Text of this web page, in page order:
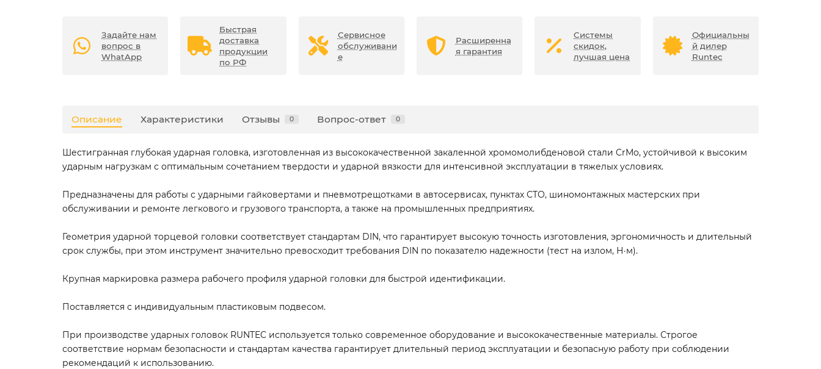
Задайте нам
вопрос в
WhatApp
Быстрая
доставка
продукции
по РФ
Сервисное
обслуживани
е
Расширенна
я гарантия
Системы
скидок,
лучшая цена
Официальны
й дилер
Runtec
Описание Характеристики Отзывы 0 Вопрос-ответ 0
Шестигранная глубокая ударная головка, изготовленная из высококачественной закаленной хромомолибденовой стали CrMo, устойчивой к высоким
ударным нагрузкам с оптимальным сочетанием твердости и ударной вязкости для интенсивной эксплуатации в тяжелых условиях.
Предназначены для работы с ударными гайковертами и пневмотрещотками в автосервисах, пунктах СТО, шиномонтажных мастерских при
обслуживании и ремонте легкового и грузового транспорта, а также на промышленных предприятиях.
Геометрия ударной торцевой головки соответствует стандартам DIN, что гарантирует высокую точность изготовления, эргономичность и длительный
срок службы, при этом инструмент значительно превосходит требования DIN по показателю надежности (тест на излом, Н·м).
Крупная маркировка размера рабочего профиля ударной головки для быстрой идентификации.
Поставляется с индивидуальным пластиковым подвесом.
При производстве ударных головок RUNTEC используется только современное оборудование и высококачественные материалы. Строгое
соответствие нормам безопасности и стандартам качества гарантирует длительный период эксплуатации и безопасную работу при соблюдении
рекомендаций к использованию.